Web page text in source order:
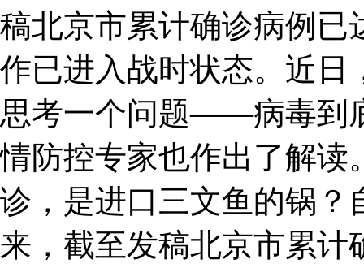
稿北京市累计确诊病例已
作已进入战时状态。近日
思考一个问题——病毒到
情防控专家也作出了解读
诊，是进口三文鱼的锅？
来，截至发稿北京市累计